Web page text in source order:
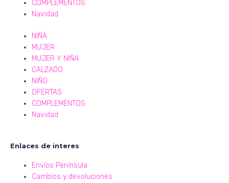
COMPLEMENTOS
Navidad
NIÑA
MUJER
MUJER Y NIÑA
CALZADO
NIÑO
OFERTAS
COMPLEMENTOS
Navidad
Enlaces de interes
Envíos Península
Cambios y devoluciones